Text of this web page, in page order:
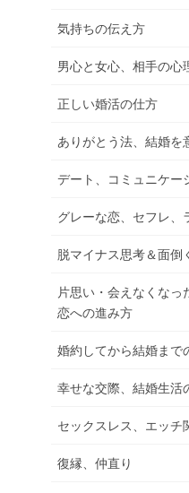
気持ちの伝え方
男心と女心、相手の心
正しい婚活の仕方
ありがとう法、結婚を
デート、コミュニケー
グレーな恋、セフレ、
脱マイナス思考＆面倒
片思い・会えなくなっ
恋への進み方
婚約してから結婚まで
幸せな交際、結婚生活
セックスレス、エッチ
復縁、仲直り